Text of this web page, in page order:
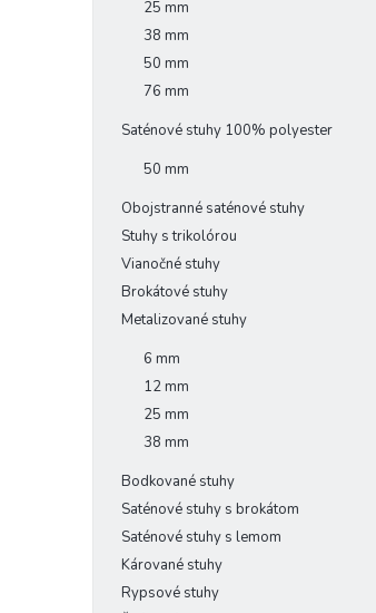
25 mm
38 mm
50 mm
76 mm
Saténové stuhy 100% polyester
50 mm
Obojstranné saténové stuhy
Stuhy s trikolórou
Vianočné stuhy
Brokátové stuhy
Metalizované stuhy
6 mm
12 mm
25 mm
38 mm
Bodkované stuhy
Saténové stuhy s brokátom
Saténové stuhy s lemom
Kárované stuhy
Rypsové stuhy